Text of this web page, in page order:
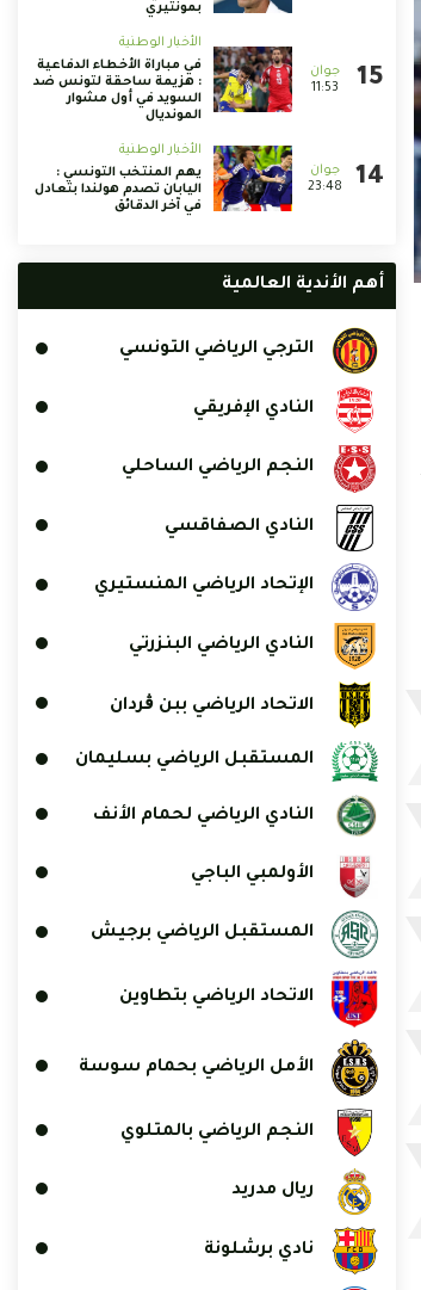
بمونتيري
11:53
الأخبار الوطنية
في مباراة الأخطاء الدفاعية
: هزيمة ساحقة لتونس ضد
السويد في أول مشوار
المونديال
23:48
الأخبار الوطنية
يهم المنتخب التونسي :
اليابان تصدم هولندا بتعادل
في آخر الدقائق
أهم الأندية العالمية
الترجي الرياضي التونسي
النادي الإفريقي
النجم الرياضي الساحلي
النادي الصفاقسي
الإتحاد الرياضي المنستيري
النادي الرياضي البنزرتي
الاتحاد الرياضي ببن ڨردان
المستقبل الرياضي بسليمان
النادي الرياضي لحمام الأنف
الأولمبي الباجي
المستقبل الرياضي برجيش
الاتحاد الرياضي بتطاوين
الأمل الرياضي بحمام سوسة
النجم الرياضي بالمتلوي
ريال مدريد
نادي برشلونة